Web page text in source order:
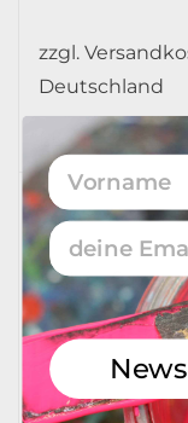
zzgl.
Deutschland
Mehr zu den
In 1 - 4
Vorname
Email